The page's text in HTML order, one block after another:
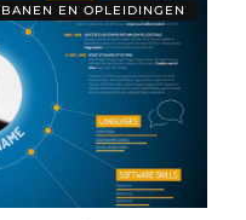
BANEN EN OPLEIDINGEN